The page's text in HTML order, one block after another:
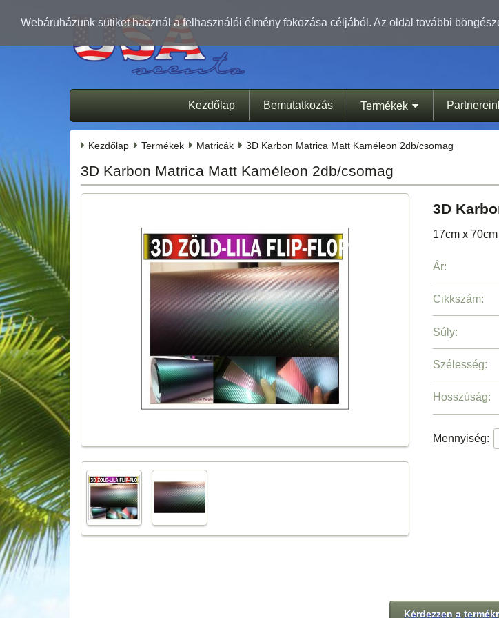
Webáruházunk sütiket használ a felhasználói élmény fokozása céljából. Az oldal további
Kezdőlap Bemutatkozás Termékek
Kezdőlap Termékek Matricák 3D Karbon Matrica Matt Kaméleon 2db/csomag
3D Karbon Matrica Matt Kaméleon 2db/csomag
3D
17cm x
Ár:
Cikkszám:
Súly:
Szélesség:
Hosszúság:
Mennyiség:
Kérdezzen a